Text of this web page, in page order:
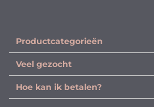
Productcategorieën​
Veel gezocht
Hoe kan ik betalen?